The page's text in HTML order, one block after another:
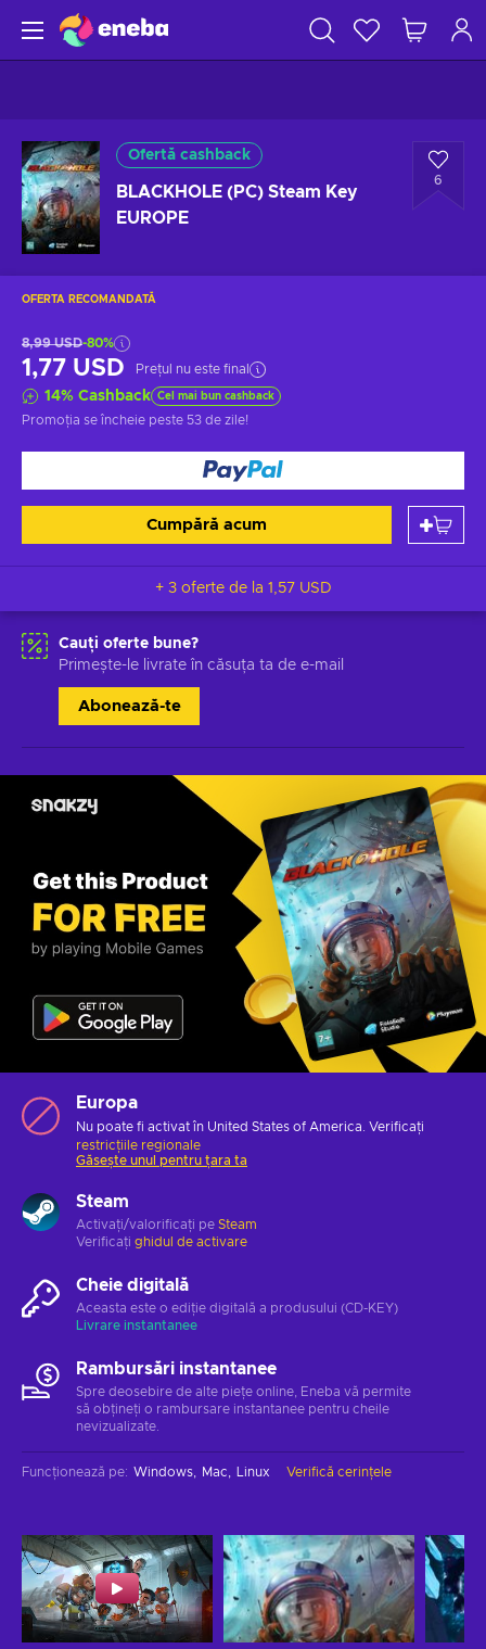
Ofertă cashback
BLACKHOLE (PC) Steam Key
EUROPE
6
OFERTA RECOMANDATĂ
8,99 USD-80%
1,77 USD Prețul nu este final
14% Cashback Cel mai bun cashback
Promoția se încheie peste 53 de zile!
Cumpără acum
+ 3 oferte de la 1,57 USD
Cauți oferte bune?
Primește-le livrate în căsuța ta de e-mail
Abonează-te
Europa
Nu poate fi activat în United States of America. Verificați
restricțiile regionale
Găsește unul pentru țara ta
Steam
Activați/valorificați pe Steam
Verificați ghidul de activare
Cheie digitală
Aceasta este o ediție digitală a produsului (CD-KEY)
Livrare instantanee
Rambursări instantanee
Spre deosebire de alte piețe online, Eneba vă permite
să obțineți o rambursare instantanee pentru cheile
nevizualizate.
Funcționează pe: Windows Mac Linux Verifică cerințele